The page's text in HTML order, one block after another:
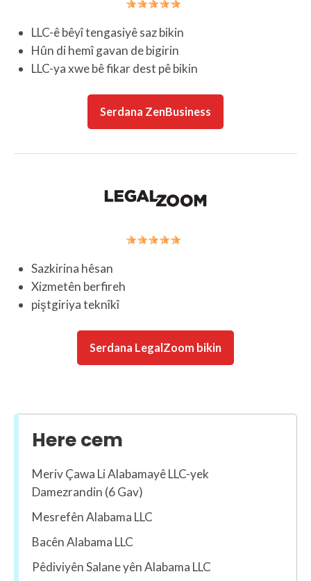
LLC-ê bêyî tengasiyê saz bikin
Hûn di hemî gavan de bigirin
LLC-ya xwe bê fikar dest pê bikin
Serdana ZenBusiness
Sazkirina hêsan
Xizmetên berfireh
piştgiriya teknîkî
Serdana LegalZoom bikin
Here cem
Meriv Çawa Li Alabamayê LLC-yek
Damezrandin (6 Gav)
Mesrefên Alabama LLC
Bacên Alabama LLC
Pêdiviyên Salane yên Alabama LLC